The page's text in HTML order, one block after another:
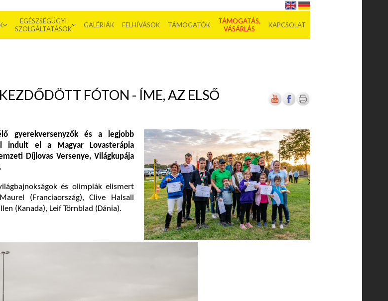
EGÉSZSÉGÜGYI
SZOLGÁLTATÁSOK
GALÉRIÁK FELHÍVÁSOK TÁMOGATÓK
TÁMOGATÁS,
VÁSÁRLÁS
KAPCSOLAT
FÓTON - ÍME, AZ ELSŐ
gyerekversenyzők és a legjobb
indult el a Magyar Lovasterápia
Díjlovas Versenye, Világkupája
és olimpiák elismert
(Franciaország), Clive Halsall
(Kanada), Leif Törnblad (Dánia).